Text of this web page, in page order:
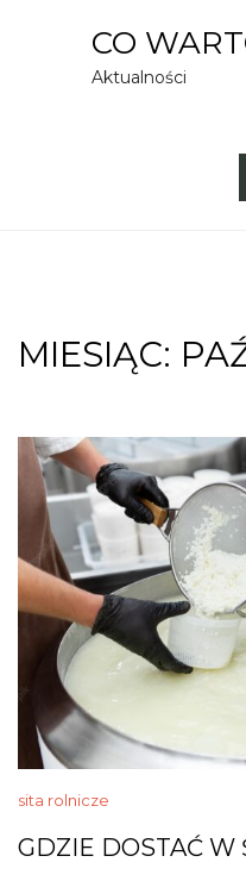
CO
Aktualności
MIESIĄC:
sita rolnicze
GDZIE DOSTAĆ W